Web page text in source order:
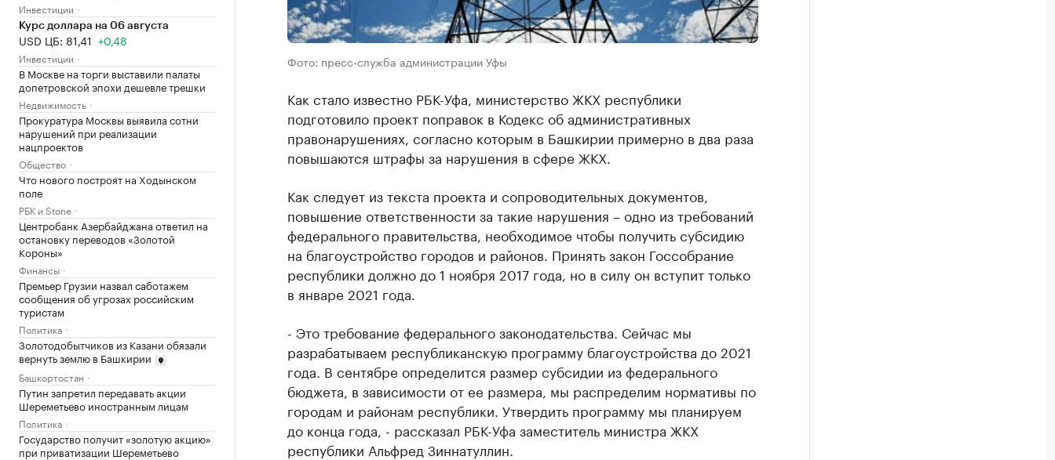
Инвестиции
Курс доллара на 06 августа
USD ЦБ: 81,41 +0,48
Инвестиции
В Москве на торги выставили палаты
допетровской эпохи дешевле трешки
Недвижимость
Прокуратура Москвы выявила сотни
нарушений при реализации
нацпроектов
Общество
Что нового построят на Ходынском
поле
РБК и Stone
Центробанк Азербайджана ответил на
остановку переводов «Золотой
Короны»
Финансы
Премьер Грузии назвал саботажем
сообщения об угрозах российским
туристам
Политика
Золотодобытчиков из Казани обязали
вернуть землю в Башкирии
Башкортостан
Путин запретил передавать акции
Шереметьево иностранным лицам
Политика
Государство получит «золотую акцию»
при приватизации Шереметьево
Фото: пресс-служба администрации Уфы
Как стало известно РБК-Уфа, министерство ЖКХ республики
подготовило проект поправок в Кодекс об административных
правонарушениях, согласно которым в Башкирии примерно в два раза
повышаются штрафы за нарушения в сфере ЖКХ.
Как следует из текста проекта и сопроводительных документов,
повышение ответственности за такие нарушения – одно из требований
федерального правительства, необходимое чтобы получить субсидию
на благоустройство городов и районов. Принять закон Госсобрание
республики должно до 1 ноября 2017 года, но в силу он вступит только
в январе 2021 года.
- Это требование федерального законодательства. Сейчас мы
разрабатываем республиканскую программу благоустройства до 2021
года. В сентябре определится размер субсидии из федерального
бюджета, в зависимости от ее размера, мы распределим нормативы по
городам и районам республики. Утвердить программу мы планируем
до конца года, - рассказал РБК-Уфа заместитель министра ЖКХ
республики Альфред Зиннатуллин.